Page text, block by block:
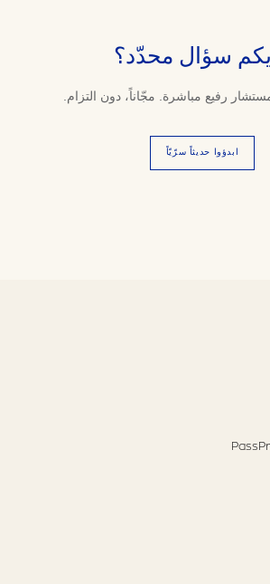
سؤال محدّد؟
رفيع مباشرة. مجّاناً، دون التزام.
ابدؤوا حديثاً سرّيّاً